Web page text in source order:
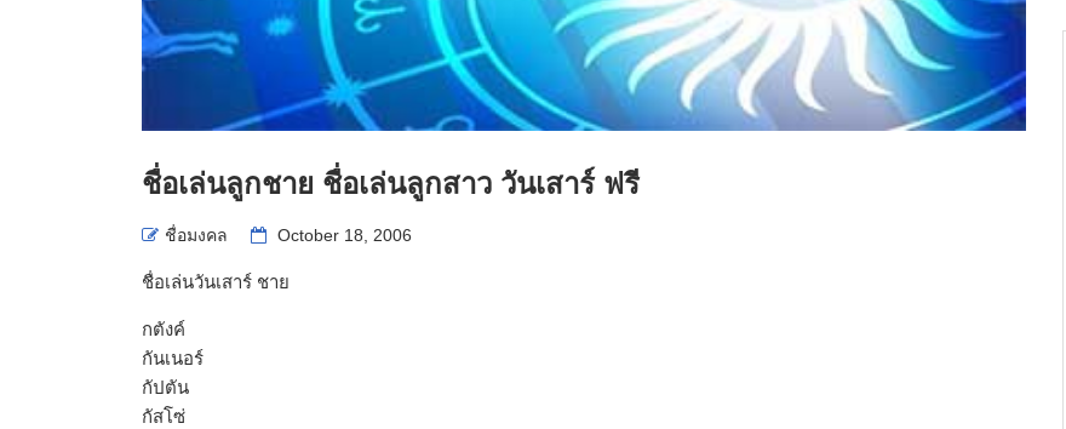
ชื่อเล่นลูกชาย ชื่อเล่นลูกสาว วันเสาร์ ฟรี
ชื่อมงคล October 18, 2006
ชื่อเล่นวันเสาร์ ชาย
กตังค์
กันเนอร์
กัปตัน
กัสโซ่